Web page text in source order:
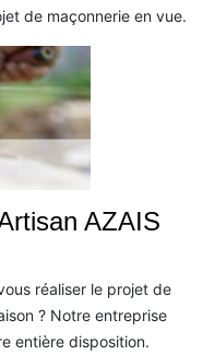
de maçonnerie en vue.
AZAIS
réaliser le projet de
? Notre entreprise
entière disposition.